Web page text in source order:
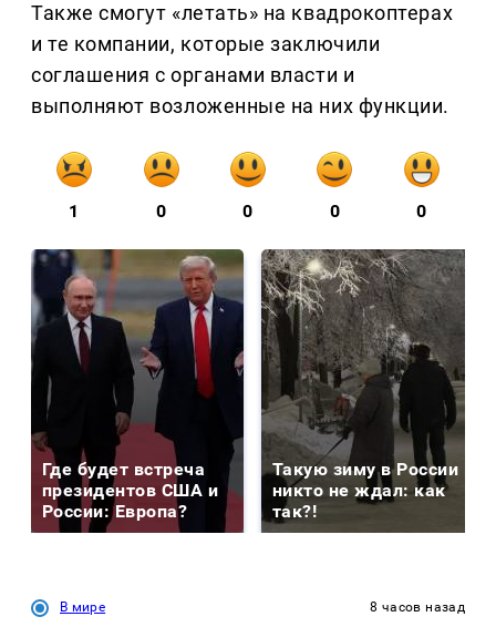
Также смогут «летать» на квадрокоптерах
и те компании, которые заключили
соглашения с органами власти и
выполняют возложенные на них функции.
1 0 0 0 0
Где будет встреча
президентов США и
России: Европа?
Такую зиму в России
никто не ждал: как
так?!
В мире 8 часов назад